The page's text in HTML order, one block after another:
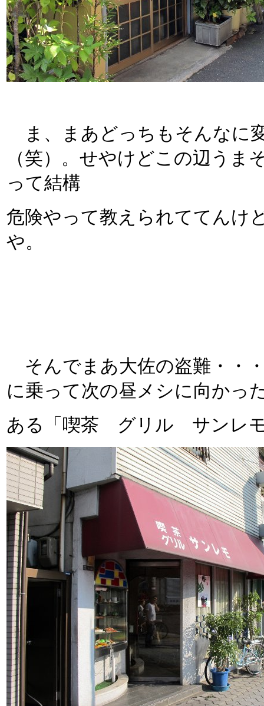
ま、まあどっちもそんなに
（笑）。せやけどこの辺う
って結構
危険やって教えられててんけ
や。
そんでまあ大佐の盗難・・
に乗って次の昼メシに向かっ
ある「喫茶 グリル サンレ